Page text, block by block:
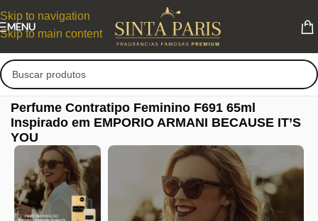
Skip to navigation
Skip to main content
MENU
Perfume Contratipo Feminino F691 65ml
Inspirado em EMPORIO ARMANI BECAUSE IT’S
YOU